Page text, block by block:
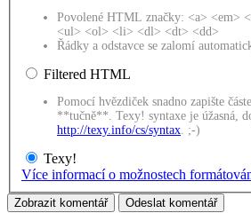
Povolené HTML značky: <a> <em>
<ul> <ol> <li> <dl> <dt> <dd>
Řádky a odstavce se zalomí
Filtered HTML
Pomocí hvězdiček snadno zapište
**tučně**. Texy! syntaxe je úžasná,
http://texy.info/cs/syntax . ;-)
Texy!
Více informací o možnostech